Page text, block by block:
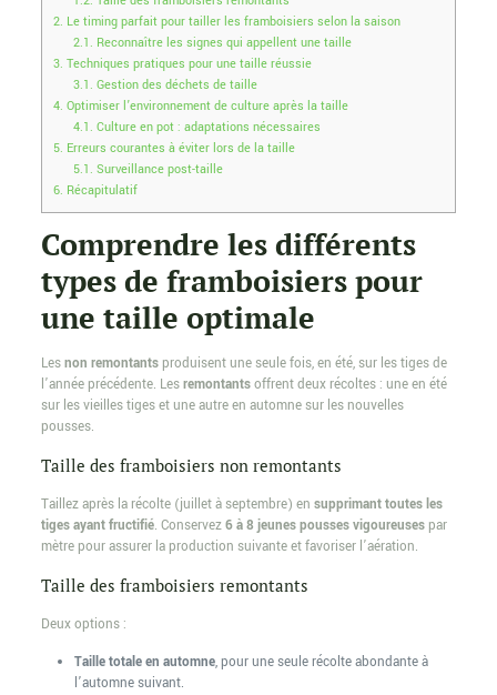
2. Le timing parfait pour tailler les framboisiers selon la saison
2.1. Reconnaître les signes qui appellent une taille
3. Techniques pratiques pour une taille réussie
3.1. Gestion des déchets de taille
4. Optimiser l’environnement de culture après la taille
4.1. Culture en pot : adaptations nécessaires
5. Erreurs courantes à éviter lors de la taille
5.1. Surveillance post-taille
6. Récapitulatif
Comprendre les différents
types de framboisiers pour
une taille optimale
Lesnon remontantsproduisent une seule fois, en été, sur les tiges de
l’année précédente. Lesremontantsoffrent deux récoltes : une en été
sur les vieilles tiges et une autre en automne sur les nouvelles
pousses.
Taille des framboisiers non remontants
Taillez après la récolte (juillet à septembre) en supprimant toutes les
tiges ayant fructifié. Conservez6 à 8 jeunes pousses vigoureusespar
mètre pour assurer la production suivante et favoriser l’aération.
Taille des framboisiers remontants
Deux options :
Taille totale en automne, pour une seule récolte abondante à
l’automne suivant.